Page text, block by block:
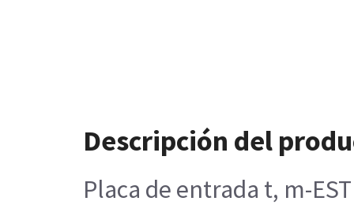
Descripción del
Placa de entrada t, m-